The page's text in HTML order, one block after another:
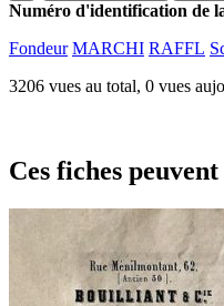
Numéro d'identification de
Fondeur MARCHI RAFFL
3206 vues au total, 0 vues
Ces fiches